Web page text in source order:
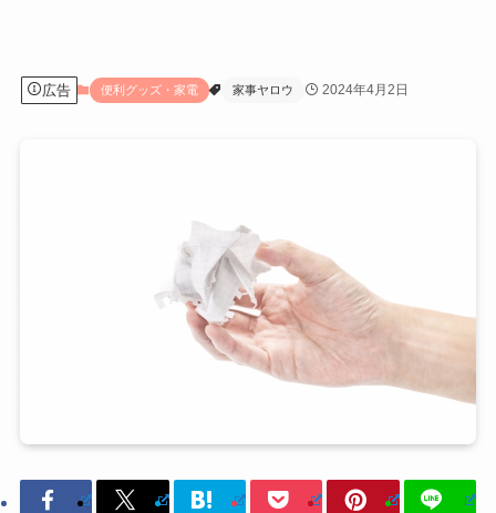
広告 便利グッズ・家電 家事ヤロウ 2024年4月2日